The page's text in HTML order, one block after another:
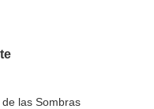
las Sombras